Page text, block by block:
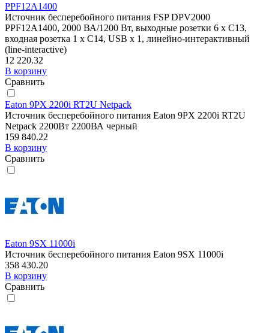
PPF12A1400
Источник бесперебойного питания FSP DPV2000
PPF12A1400, 2000 ВА/1200 Вт, выходные розетки 6 х C13,
входная розетка 1 x C14, USB х 1, линейно-интерактивный
(line-interactive)
12 220.32
В корзину
Сравнить
Eaton 9PX 2200i RT2U Netpack
Источник бесперебойного питания Eaton 9PX 2200i RT2U
Netpack 2200Вт 2200ВА черный
159 840.22
В корзину
Сравнить
Eaton 9SX 11000i
Источник бесперебойного питания Eaton 9SX 11000i
358 430.20
В корзину
Сравнить